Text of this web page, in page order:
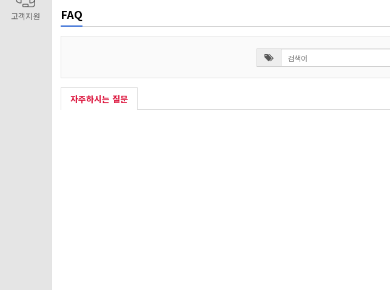
고객지원 FAQ
자주하시는 질문